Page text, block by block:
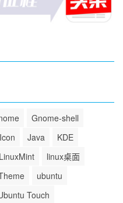
Gnome-shell
Icon Java
KDE
LinuxMint
linux桌面
ubuntu
Touch